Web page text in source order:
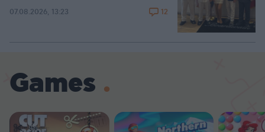
07.08.2026, 13:23 12
Games